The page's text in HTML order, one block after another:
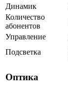
Динамик
Количество
абонентов
Управление
Подсветка
Оптика